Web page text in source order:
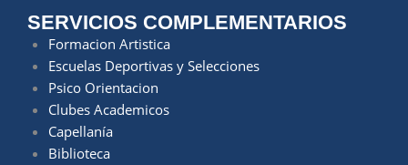
SERVICIOS COMPLEMENTARIOS
Formacion Artistica
Escuelas Deportivas y Selecciones
Psico Orientacion
Clubes Academicos
Capellanía
Biblioteca